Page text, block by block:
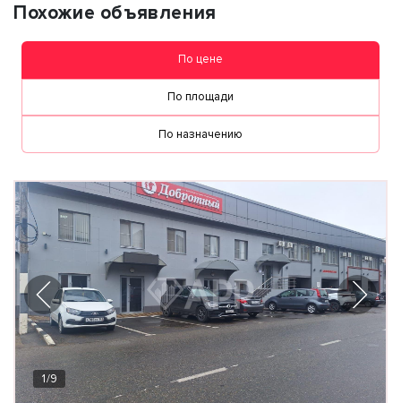
Похожие объявления
По цене
По площади
По назначению
1/9